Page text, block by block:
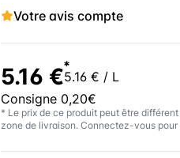
Votre avis compte
5.16 €*
5.16 € / L
Consigne 0,20€
* Le prix de ce produit peut être
zone de livraison. Connectez-vous pour